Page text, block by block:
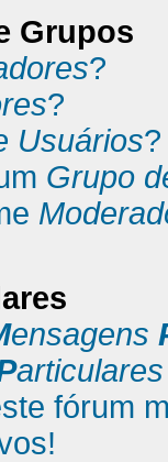
Grupos
?
?
Usuários?
Grupo
ensagens
articulares
fórum